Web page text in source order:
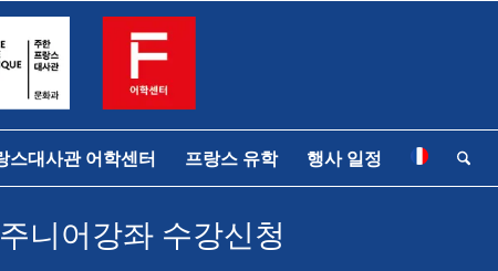
스대사관 어학센터 프랑스 유학 행사 일정
니어강좌 수강신청